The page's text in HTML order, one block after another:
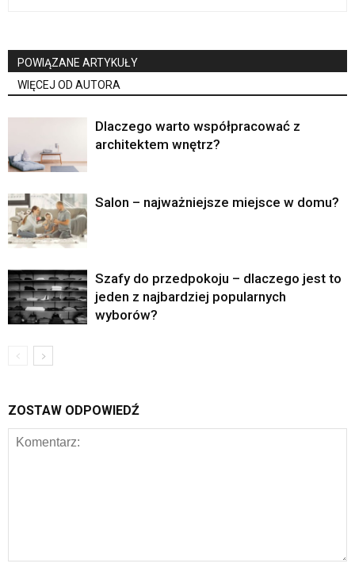
POWIĄZANE ARTYKUŁY
WIĘCEJ OD AUTORA
Dlaczego warto współpracować z
architektem wnętrz?
Salon – najważniejsze miejsce w domu?
Szafy do przedpokoju – dlaczego jest to
jeden z najbardziej popularnych
wyborów?
ZOSTAW ODPOWIEDŹ